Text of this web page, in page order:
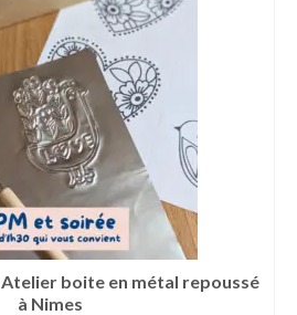
plusieurs
variations.
Les
options
peuvent
être
choisies
sur
la
page
du
produit
boite en métal repoussé
à Nimes